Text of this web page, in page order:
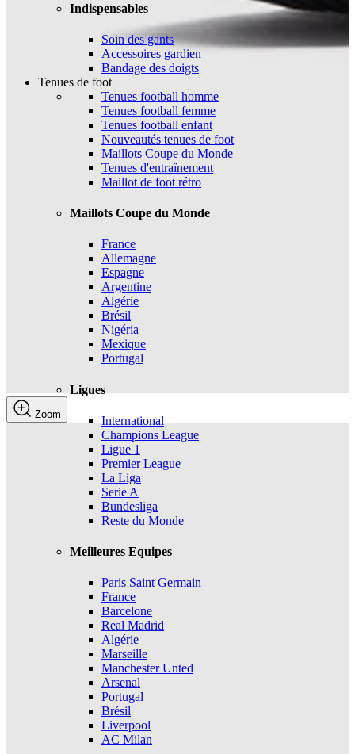
Indispensables
Soin des gants
Accessoires gardien
Bandage des doigts
Tenues de foot
Tenues football homme
Tenues football femme
Tenues football enfant
Nouveautés tenues de foot
Maillots Coupe du Monde
Tenues d'entraînement
Maillot de foot rétro
Maillots Coupe du Monde
France
Allemagne
Espagne
Argentine
Algérie
Brésil
Nigéria
Mexique
Portugal
Ligues
International
Champions League
Ligue 1
Premier League
La Liga
Serie A
Bundesliga
Reste du Monde
Meilleures Equipes
Paris Saint Germain
France
Barcelone
Real Madrid
Algérie
Marseille
Manchester Unted
Arsenal
Portugal
Brésil
Liverpool
AC Milan
Zoom